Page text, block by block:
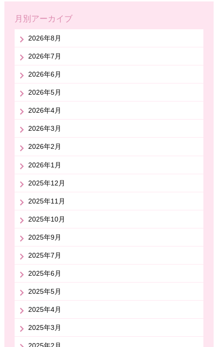
月別アーカイブ
2026年8月
2026年7月
2026年6月
2026年5月
2026年4月
2026年3月
2026年2月
2026年1月
2025年12月
2025年11月
2025年10月
2025年9月
2025年7月
2025年6月
2025年5月
2025年4月
2025年3月